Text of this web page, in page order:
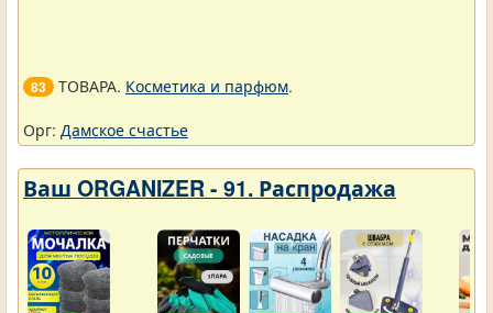
83 ТОВАРА. Косметика и парфюм.
Орг: Дамское счастье
Ваш ORGANIZER - 91. Распродажа